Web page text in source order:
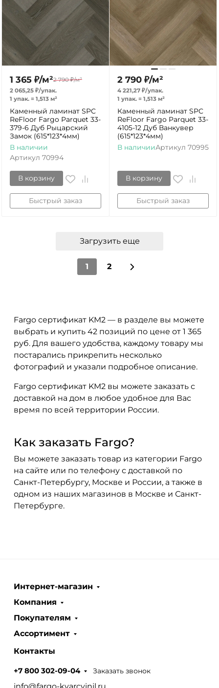
1 365 ₽/м²2 790 ₽/м²
2 065,25 ₽/упак.
1 упак. = 1,513 м²
Каменный ламинат SPC
ReFloor Fargo Parquet 33-
379-6 Дуб Рыцарский
Замок (615*123*4мм)
В наличии
Артикул 70994
В корзину
Быстрый заказ
2 790 ₽/м²
4 221,27 ₽/упак.
1 упак. = 1,513 м²
Каменный ламинат SPC
ReFloor Fargo Parquet 33-
4105-12 Дуб Ванкувер
(615*123*4мм)
В наличииАртикул 70995
В корзину
Быстрый заказ
Загрузить еще
1 2
Fargo сертификат KM2 — в разделе вы можете
выбрать и купить 42 позиций по цене от 1 365
руб. Для вашего удобства, каждому товару мы
постарались прикрепить несколько
фотографий и указали подробное описание.
Fargo сертификат KM2 вы можете заказать с
доставкой на дом в любое удобное для Вас
время по всей территории России.
Как заказать Fargo?
Вы можете заказать товар из категории Fargo
на сайте или по телефону с доставкой по
Санкт-Петербургу, Москве и России, а также в
одном из наших магазинов в Москве и Санкт-
Петербурге.
Интернет-магазин
Компания
Покупателям
Ассортимент
Контакты
+7 800 302-09-04 Заказать звонок